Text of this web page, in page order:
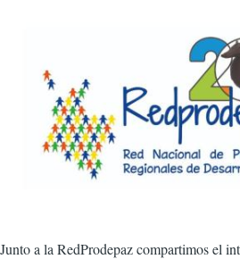
Junto a la RedProdepaz compartimos el